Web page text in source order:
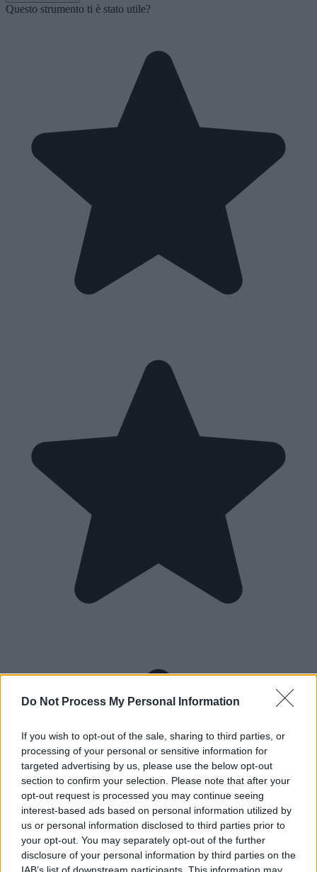
Do Not Process My Personal Information
If you wish to opt-out of the sale, sharing to third parties, or
processing of your personal or sensitive information for
targeted advertising by us, please use the below opt-out
section to confirm your selection. Please note that after your
opt-out request is processed you may continue seeing
interest-based ads based on personal information utilized by
us or personal information disclosed to third parties prior to
your opt-out. You may separately opt-out of the further
disclosure of your personal information by third parties on the
Questo strumento ti è stato utile?